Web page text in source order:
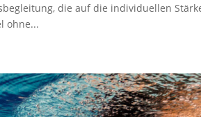
die auf die individuellen
ohne...